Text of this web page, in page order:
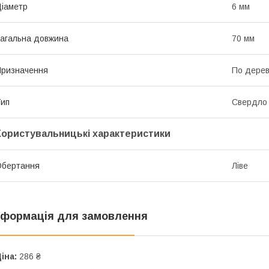
6 мм
довжина 70 мм
По
Свердло
характеристики
Ліве
для замовлення
286 ₴